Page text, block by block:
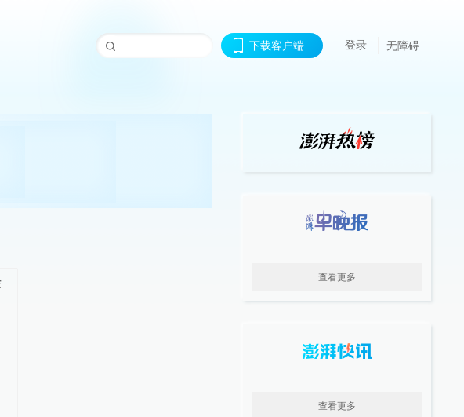
下载客户端 登录 无障碍
查看更多
查看更多